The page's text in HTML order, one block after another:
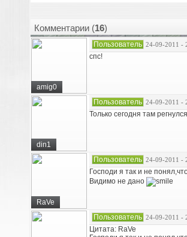
Комментарии (16)
amig0
Пользователь 24-09-2011 -
спс!
din1
Пользователь 24-09-2011 -
Только сегодня там регнулся
RaVe
Пользователь 24-09-2011 -
Господи я так и не
Видимо не дано
Пользователь 24-09-2011 -
Цитата: RaVe